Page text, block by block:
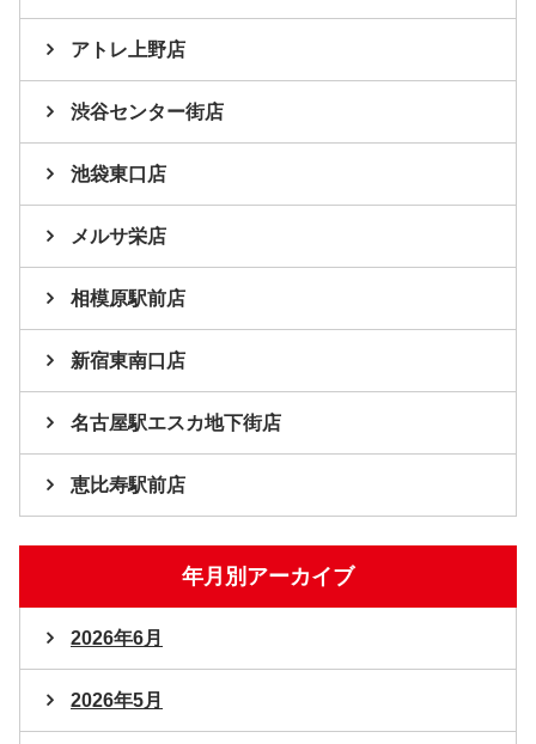
アトレ上野店
渋谷センター街店
池袋東口店
メルサ栄店
相模原駅前店
新宿東南口店
名古屋駅エスカ地下街店
恵比寿駅前店
年月別アーカイブ
2026年6月
2026年5月